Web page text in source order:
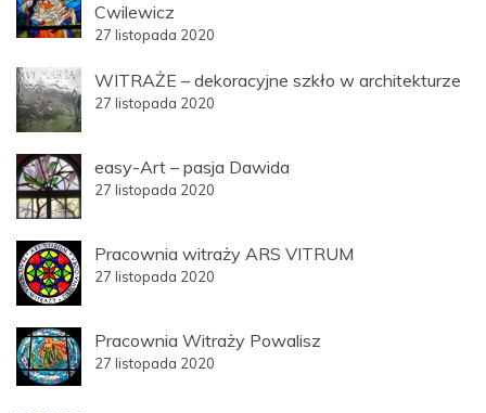
Cwilewicz
27 listopada 2020
WITRAŻE – dekoracyjne szkło w architekturze
27 listopada 2020
easy-Art – pasja Dawida
27 listopada 2020
Pracownia witraży ARS VITRUM
27 listopada 2020
Pracownia Witraży Powalisz
27 listopada 2020